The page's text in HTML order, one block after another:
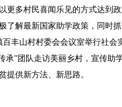
更多村民喜闻乐见的方式达到
了解最新国家助学政策，同时
村委会会议室举行社会实
承”团队走访美丽乡村，宣传
提供新方法、新思路。